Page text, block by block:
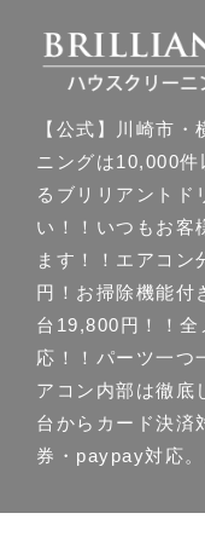
【公式】川崎市
ニングは10,000件
るブリリアントド
い！！いつもお客
ます！！エアコ
円！お掃除機能付
台19,800円！！全
応！！パーツ一つ
アコン内部は徹底
台からカード決済
券・paypay対応。